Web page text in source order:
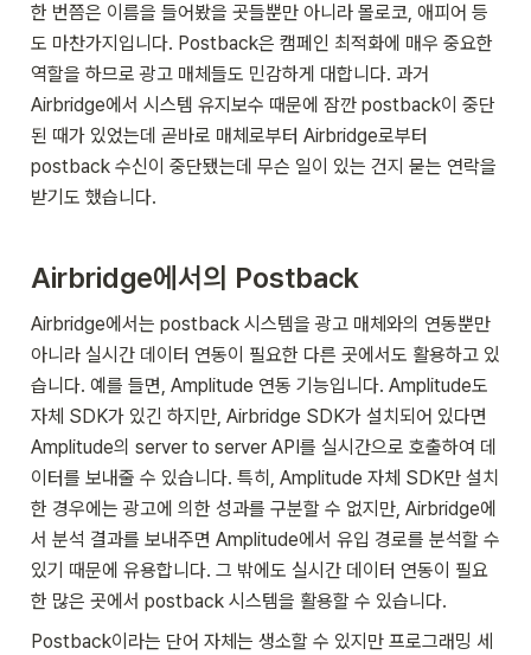
한 번쯤은 이름을 들어봤을 곳들뿐만 아니라 몰로코, 애피어 등
도 마찬가지입니다. Postback은 캠페인 최적화에 매우 중요한
역할을 하므로 광고 매체들도 민감하게 대합니다. 과거
Airbridge에서 시스템 유지보수 때문에 잠깐 postback이 중단
된 때가 있었는데 곧바로 매체로부터 Airbridge로부터
postback 수신이 중단됐는데 무슨 일이 있는 건지 묻는 연락을
받기도 했습니다.
Airbridge에서의 Postback
Airbridge에서는 postback 시스템을 광고 매체와의 연동뿐만
아니라 실시간 데이터 연동이 필요한 다른 곳에서도 활용하고 있
습니다. 예를 들면, Amplitude 연동 기능입니다. Amplitude도
자체 SDK가 있긴 하지만, Airbridge SDK가 설치되어 있다면
Amplitude의 server to server API를 실시간으로 호출하여 데
이터를 보내줄 수 있습니다. 특히, Amplitude 자체 SDK만 설치
한 경우에는 광고에 의한 성과를 구분할 수 없지만, Airbridge에
서 분석 결과를 보내주면 Amplitude에서 유입 경로를 분석할 수
있기 때문에 유용합니다. 그 밖에도 실시간 데이터 연동이 필요
한 많은 곳에서 postback 시스템을 활용할 수 있습니다.
Postback이라는 단어 자체는 생소할 수 있지만 프로그래밍 세